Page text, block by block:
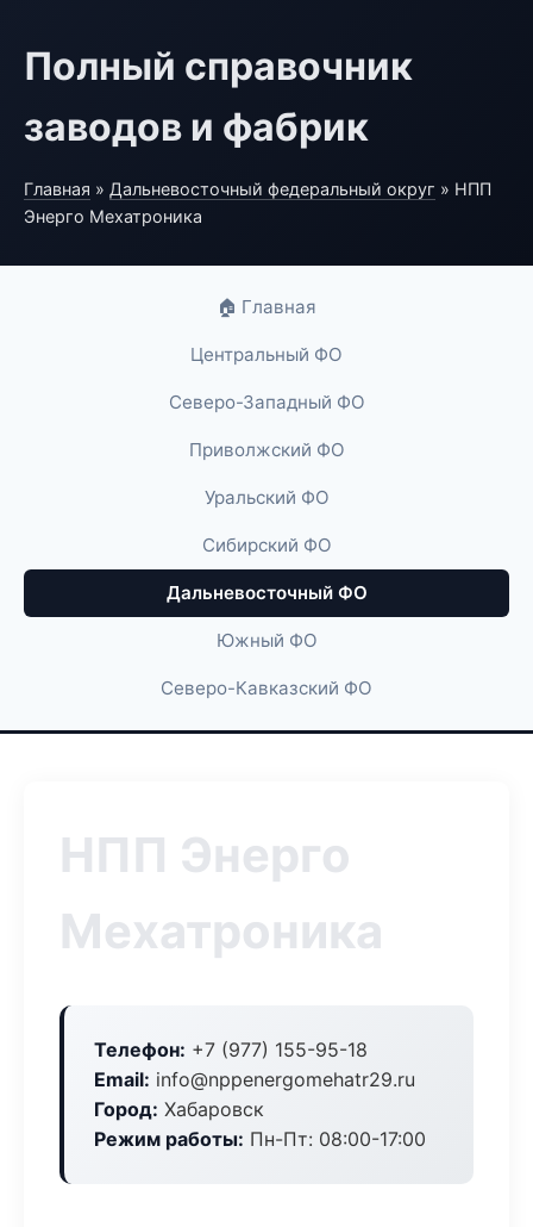
Полный справочник
заводов и фабрик
Главная » Дальневосточный федеральный округ » НПП
Энерго Мехатроника
🏠 Главная
Центральный ФО
Северо-Западный ФО
Приволжский ФО
Уральский ФО
Сибирский ФО
Дальневосточный ФО
Южный ФО
Северо-Кавказский ФО
НПП Энерго
Мехатроника
Телефон: +7 (977) 155-95-18
Email: info@nppenergomehatr29.ru
Город: Хабаровск
Режим работы: Пн-Пт: 08:00-17:00